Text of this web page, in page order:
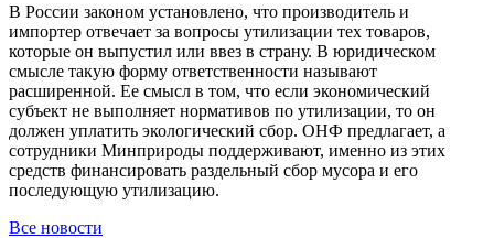
В России законом установлено, что производитель и
импортер отвечает за вопросы утилизации тех товаров,
которые он выпустил или ввез в страну. В юридическом
смысле такую форму ответственности называют
расширенной. Ее смысл в том, что если экономический
субъект не выполняет нормативов по утилизации, то он
должен уплатить экологический сбор. ОНФ предлагает, а
сотрудники Минприроды поддерживают, именно из этих
средств финансировать раздельный сбор мусора и его
последующую утилизацию.
Все новости